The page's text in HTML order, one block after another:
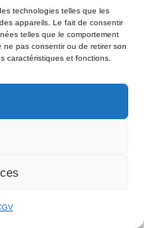
technologies telles que les
appareils. Le fait de consentir
telles que le comportement
pas consentir ou de retirer son
caractéristiques et fonctions.
l’accessoire
compatible)